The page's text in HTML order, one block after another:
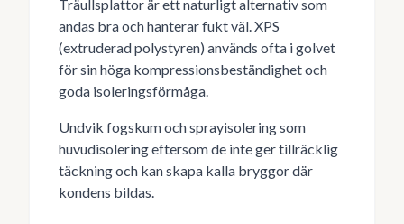
Träullsplattor är ett naturligt alternativ som
andas bra och hanterar fukt väl. XPS
(extruderad polystyren) används ofta i golvet
för sin höga kompressionsbeständighet och
goda isoleringsförmåga.
Undvik fogskum och sprayisolering som
huvudisolering eftersom de inte ger tillräcklig
täckning och kan skapa kalla bryggor där
kondens bildas.